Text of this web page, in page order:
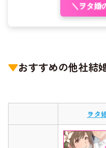
＼ヲタ婚
▼おすすめの他社結
ヲタ